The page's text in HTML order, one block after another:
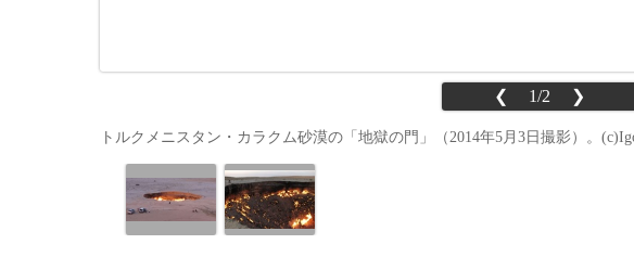
❮ 1/2 ❯
トルクメニスタン・カラクム砂漠の「地獄の門」（2014年5月3日撮影）。